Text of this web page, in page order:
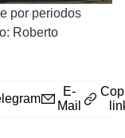
por periodos
Roberto
E-
Mail